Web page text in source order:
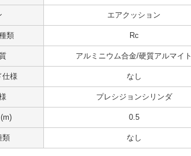
エアクッション
類 Rc
アルミニウム合金/硬質アルマイト
仕様 なし
プレシジョンシリンダ
0.5
類 なし